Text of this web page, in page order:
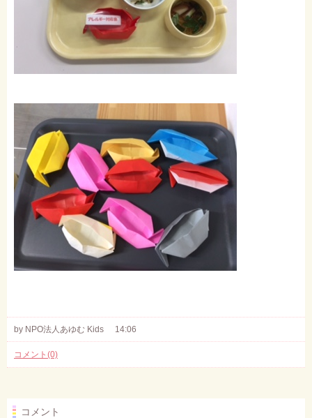
by NPO法人あゆむ Kids 14:06
コメント(0)
コメント